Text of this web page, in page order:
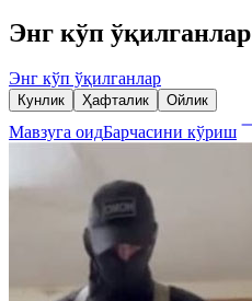
Энг кўп ўқилганлар
Энг кўп ўқилганлар
Кунлик Ҳафталик Ойлик
Мавзуга оидБарчасини кўриш